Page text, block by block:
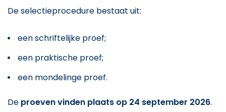
De selectieprocedure bestaat uit:
een schriftelijke proef;
een praktische proef;
een mondelinge proef.
De proeven vinden plaats op 24 september 2026.